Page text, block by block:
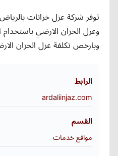
توفر شركة عزل خزانات
وعزل الخزان الارضي
وبارخص تكلفة عزل الخزان
الرابط
ardaliinjaz.com
القسم
مواقع خدمات